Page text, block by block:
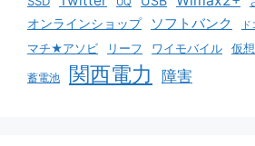
オンラインショップ ソフトバンク
マチ★アソビ リーフ ワイモバイル 仮
蓄電池 関西電力 障害